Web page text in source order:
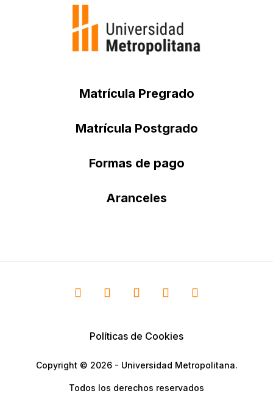
Matrícula Pregrado
Matrícula Postgrado
Formas de pago
Aranceles
Políticas de Cookies
Copyright © 2026 - Universidad Metropolitana.
Todos los derechos reservados